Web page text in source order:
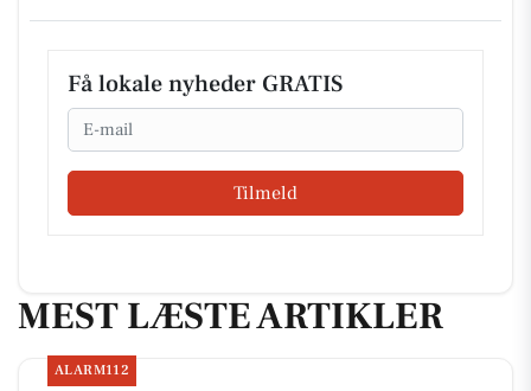
Få lokale nyheder GRATIS
Email
Tilmeld
MEST LÆSTE ARTIKLER
ALARM112